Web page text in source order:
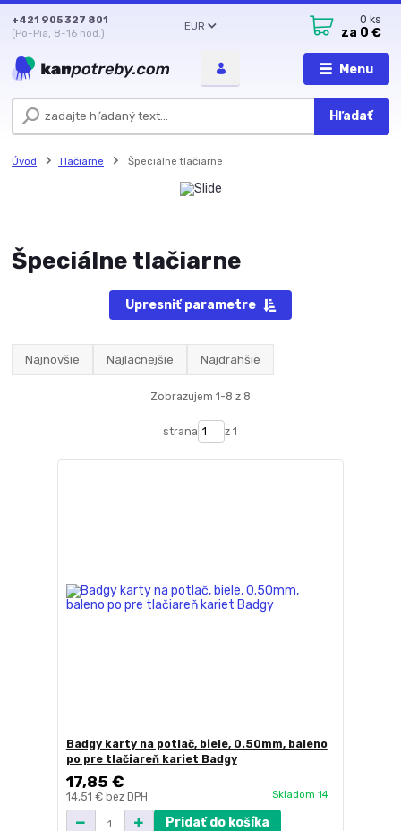
Menu
EUR
Hľadať
+421 905 327 801
(Po-Pia, 8-16 hod.)
0 ks
za 0 €
Úvod Tlačiarne Špeciálne tlačiarne
Špeciálne tlačiarne
Upresniť parametre
Najnovšie Najlacnejšie Najdrahšie
Zobrazujem 1-8 z 8
strana z 1
Badgy karty na potlač, biele, 0.50mm, baleno
po pre tlačiareň kariet Badgy
17,85 €
14,51 € bez DPH Skladom 14
Pridať do košíka